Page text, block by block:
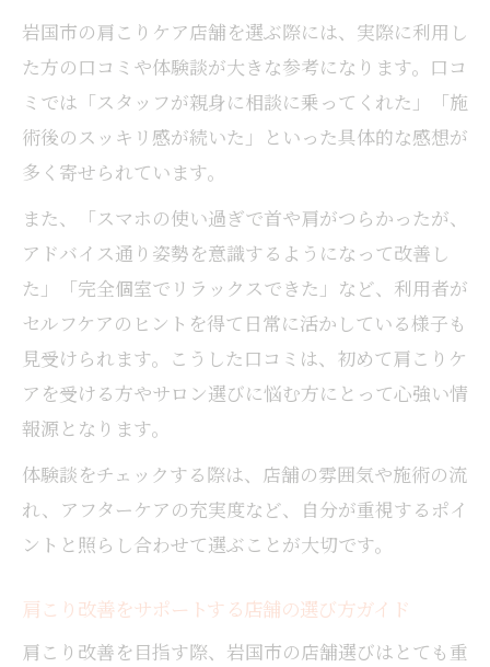
岩国市の肩こりケア店舗を選ぶ際には、実際に利用し
た方の口コミや体験談が大きな参考になります。口コ
ミでは「スタッフが親身に相談に乗ってくれた」「施
術後のスッキリ感が続いた」といった具体的な感想が
多く寄せられています。
また、「スマホの使い過ぎで首や肩がつらかったが、
アドバイス通り姿勢を意識するようになって改善し
た」「完全個室でリラックスできた」など、利用者が
セルフケアのヒントを得て日常に活かしている様子も
見受けられます。こうした口コミは、初めて肩こりケ
アを受ける方やサロン選びに悩む方にとって心強い情
報源となります。
体験談をチェックする際は、店舗の雰囲気や施術の流
れ、アフターケアの充実度など、自分が重視するポイ
ントと照らし合わせて選ぶことが大切です。
肩こり改善をサポートする店舗の選び方ガイド
肩こり改善を目指す際、岩国市の店舗選びはとても重